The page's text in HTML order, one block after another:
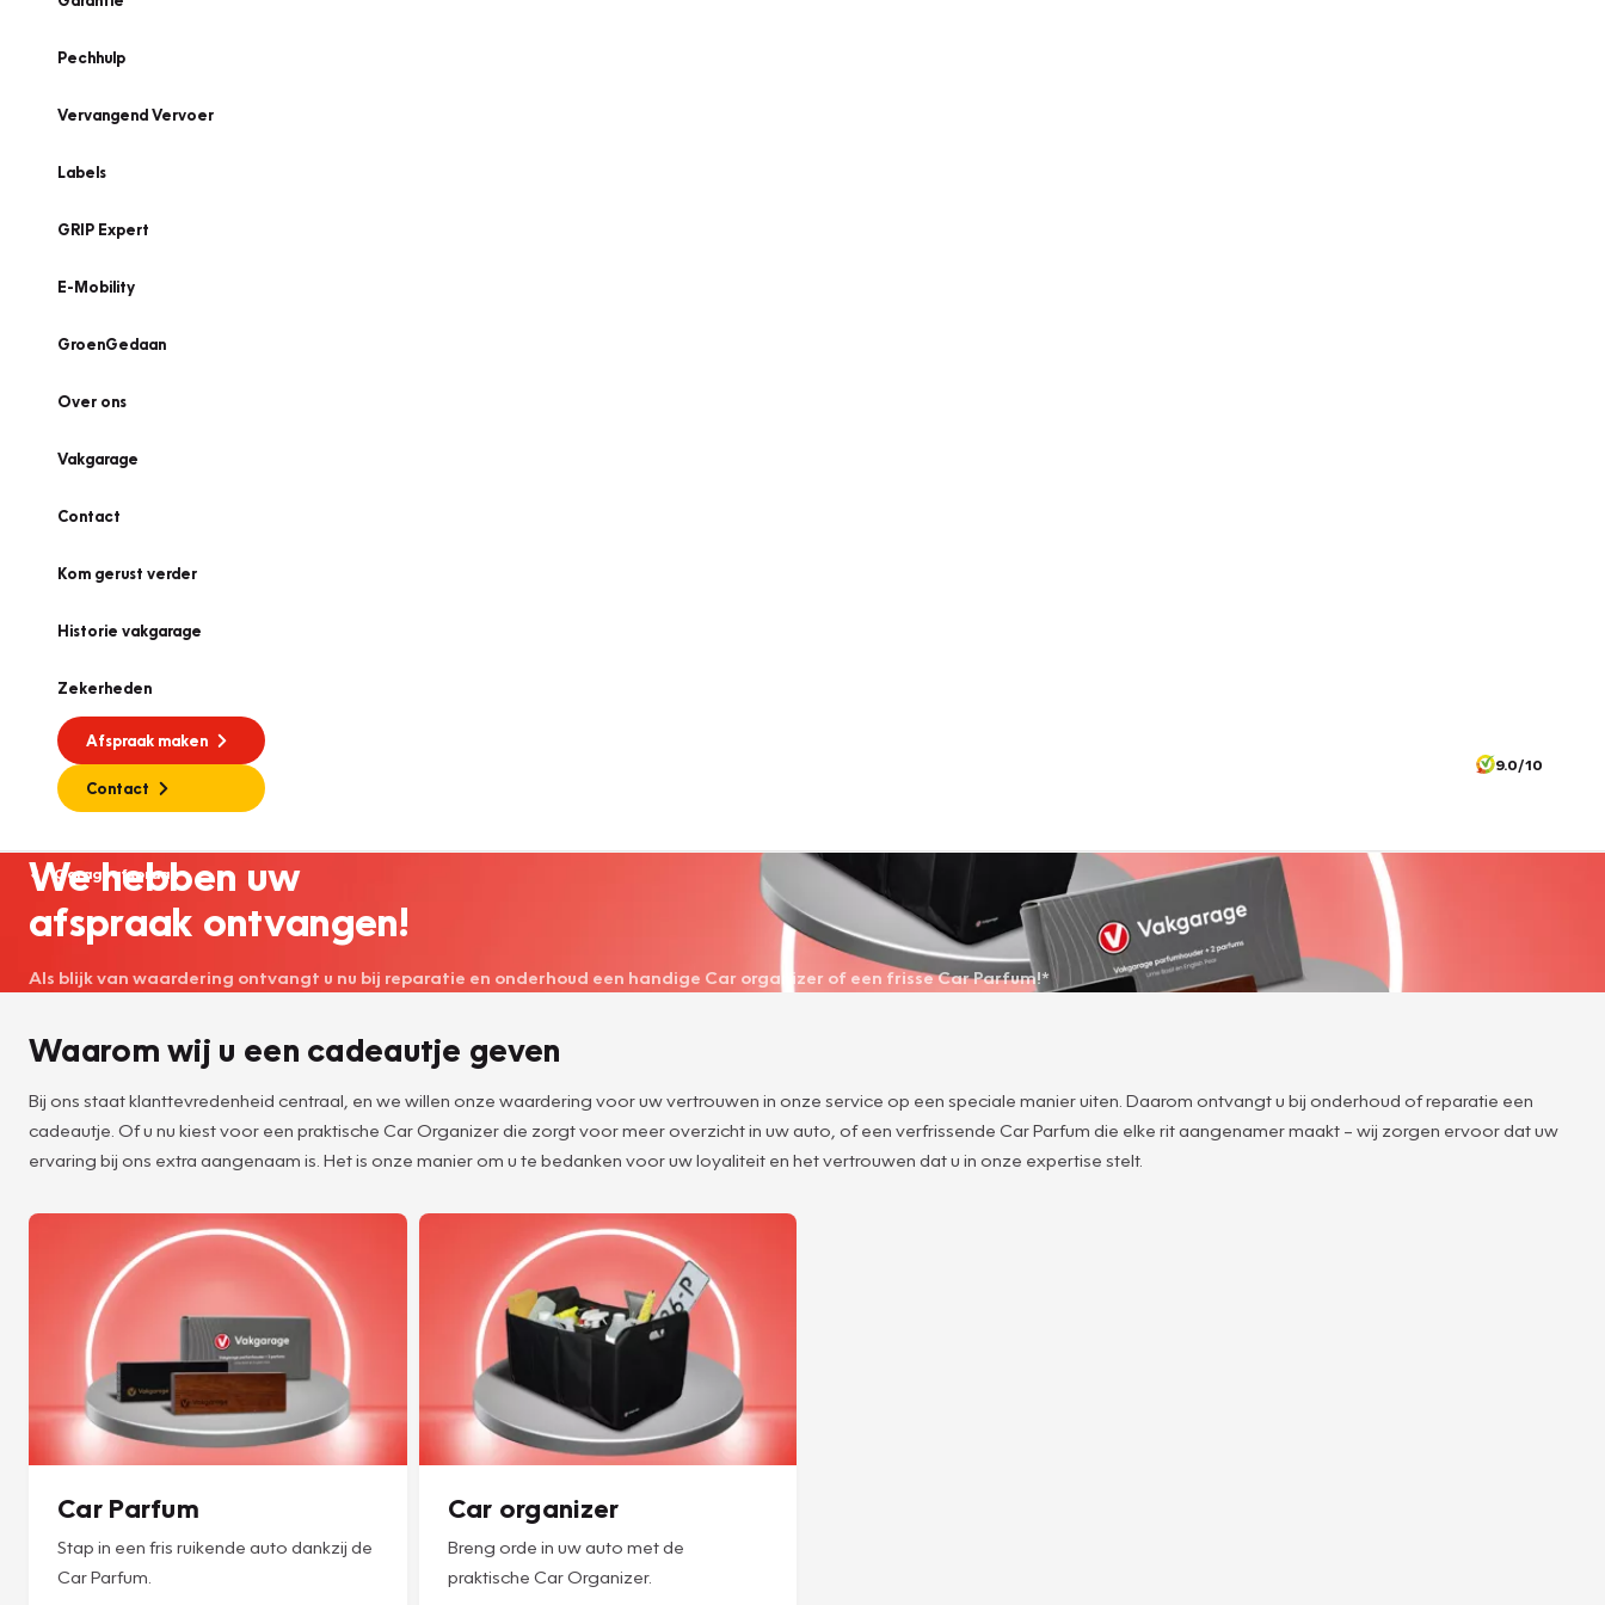
Pechhulp
Vervangend Vervoer
Labels
GRIP Expert
E-Mobility
GroenGedaan
Over ons
Vakgarage
Contact
Kom gerust verder
Historie vakgarage
Zekerheden
Afspraak maken
Contact
9.0/10
Garageafspraak
We hebben uw
afspraak ontvangen!
Als blijk van waardering ontvangt u nu bij reparatie en onderhoud een handige Car organizer of een frisse Car Parfum!*
Waarom wij u een cadeautje geven
Bij ons staat klanttevredenheid centraal, en we willen onze waardering voor uw vertrouwen in onze service op een speciale manier uiten. Daarom ontvangt u bij onderhoud of reparatie een
cadeautje. Of u nu kiest voor een praktische Car Organizer die zorgt voor meer overzicht in uw auto, of een verfrissende Car Parfum die elke rit aangenamer maakt – wij zorgen ervoor dat uw
ervaring bij ons extra aangenaam is. Het is onze manier om u te bedanken voor uw loyaliteit en het vertrouwen dat u in onze expertise stelt.
Car Parfum
Stap in een fris ruikende auto dankzij de
Car Parfum.
Car organizer
Breng orde in uw auto met de
praktische Car Organizer.